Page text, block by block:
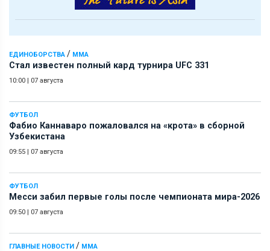
ЕДИНОБОРСТВА / ММА
Стал известен полный кард турнира UFC 331
10:00 | 07 августа
ФУТБОЛ
Фабио Каннаваро пожаловался на «крота» в сборной
Узбекистана
09:55 | 07 августа
ФУТБОЛ
Месси забил первые голы после чемпионата мира-2026
09:50 | 07 августа
ГЛАВНЫЕ НОВОСТИ / ММА